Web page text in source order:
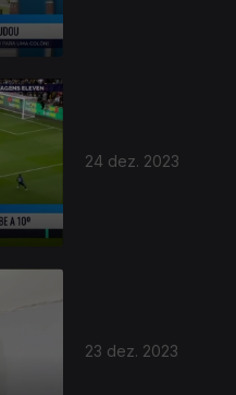
24 dez. 2023
23 dez. 2023